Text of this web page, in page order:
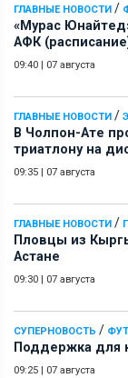
ГЛАВНЫЕ НОВОСТИ /
«Мурас
АФК
09:40 07 августа
ГЛАВНЫЕ НОВОСТИ /
В Чолпон-Ате
триатлону на
09:35 07 августа
ГЛАВНЫЕ НОВОСТИ /
Пловцы из
Астане
09:30 07 августа
СУПЕРНОВОСТЬ /
Поддержка для
09:25 07 августа